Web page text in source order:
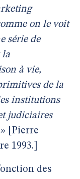
on le voit
série de
la
à vie,
de la
institutions
judiciaires
» [Pierre
1993.]
des